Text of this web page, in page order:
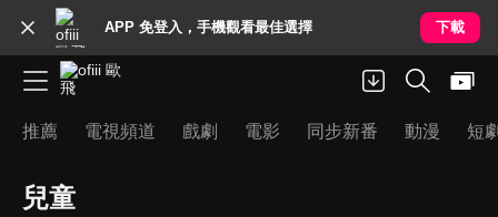
APP 免登入，手機觀看最佳選擇 下載
推薦 電視頻道 戲劇 電影 同步新番 動漫 短
兒童